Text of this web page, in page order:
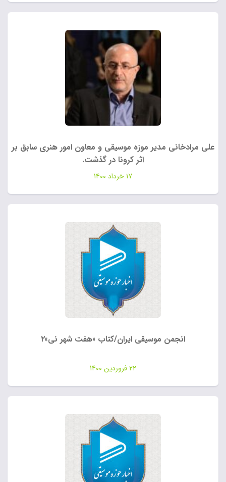
علی مرادخانی مدیر موزه موسیقی و معاون امور هنری سابق بر
اثر کرونا در گذشت.
17 خرداد 1400
انجمن موسیقی ایران/کتاب «هفت شهر نی»۲
22 فروردین 1400